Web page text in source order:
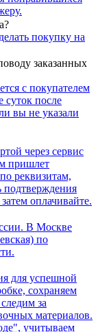
покупку на
заказанных
с покупателем
суток после
вы не указали
через сервис
пришлет
реквизитам,
подтверждения
оплачивайте.
В Москве
по
для успешной
сохраняем
за
материалов.
учитываем